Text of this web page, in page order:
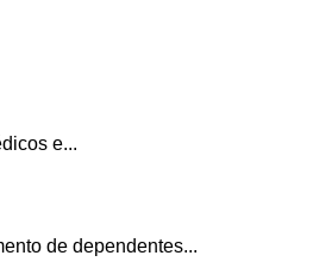
e...
de dependentes...